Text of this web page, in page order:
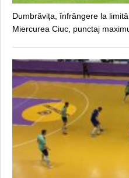
Dumbrăvița, înfrângere la
Miercurea Ciuc, punctaj